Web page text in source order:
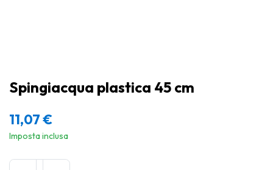
Spingiacqua plastica 45 cm
11,07€
Imposta inclusa